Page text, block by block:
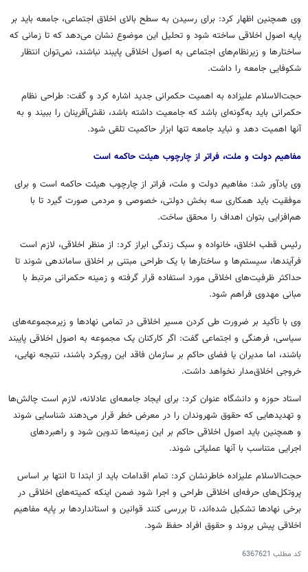
وی همچنین اظهار کرد: برای رسیدن به سطح بالای اخلاق اجتماعی، جامعه باید بر
پایه اصول اخلاقی ساخته شود و تحلیل این موضوع نشان می‌دهد که تا زمانی که
ساختارها و زیرنظام‌های اجتماعی به اصول اخلاقی پایبند نباشند، نمی‌توان انتظار
شکوفایی جامعه را داشت.
حجت‌الاسلام علیزاده به اهمیت حکمرانی جدید اشاره کرد و گفت: طراحی نظام
حکمرانی باید به‌گونه‌ای باشد که جامعیت داشته باشد، نقش‌آفرینان را ببیند و به
آنها اهمیت دهد و نباید جامعه تنها ابزار حاکمیت تلقی شود.
مفاهیم دولت و ملت، فراتر از چارچوب هیئت حاکمه است
وی یادآور شد: مفاهیم دولت و ملت، فراتر از چارچوب هیئت حاکمه است و برای
موفقیت باید همکاری سه بخش دولتی، خصوصی و مردمی صورت گیرد تا با
هم‌افزایی بتوان اهداف را محقق ساخت.
رئیس قطب اخلاق، خانواده و سبک زندگی ابراز کرد: از منظر اخلاقی، لازم است
فرآیندها، سیستم‌ها و ساختارها با یک طراحی مبتنی بر اخلاق ساماندهی شوند تا
حداکثر ظرفیت‌های اخلاقی مورد استفاده قرار گرفته و زمینه حکمرانی مرتبط با
مبانی مهدوی فراهم شود.
وی با تأکید بر ضرورت طی کردن مسیر اخلاقی در تمامی نهادها و زیرمجموعه‌های
سیاسی، فرهنگی و اجتماعی گفت: اگر کارکنان یک مجموعه به اصول اخلاقی پایبند
باشند، اما مدیران یا فضای حاکم بر سازمان فاقد این رویکرد باشند، نتیجه نهایی،
خروجی اخلاق‌مدار نخواهد داشت.
استاد حوزه و دانشگاه عنوان کرد: برای ایجاد جامعه‌ای عادلانه، لازم است چالش‌ها
و تهدیدهایی که حقوق شهروندان را در معرض خطر قرار می‌دهند شناسایی شوند
و همچنین باید اصول اخلاقی حاکم بر این زمینه‌ها تدوین شود و راهبردهای
اجرایی متناسب با آنها عملیاتی شوند.
حجت‌الاسلام علیزاده خاطرنشان کرد: تمام اقدامات باید از ابتدا تا انتها بر اساس
پروتکل‌های حرفه‌ای اخلاقی طراحی و اجرا شود ضمن اینکه کمیته‌های اخلاقی در
برخی نهادها تشکیل شده‌اند، تا بررسی کنند قوانین و استانداردها بر پایه مفاهیم
اخلاقی پیش بروند و حقوق افراد حفظ شود.
کد مطلب 6367621